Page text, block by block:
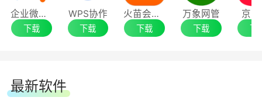
二、多场景 IT 管理与办公安全能力
账号生命周期管理
企业微信电脑版
下载
WPS协作
下载
火苗会议电脑版
下载
万象网管
下载
京
下
最新软件